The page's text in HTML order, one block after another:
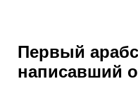
Первый
написавший